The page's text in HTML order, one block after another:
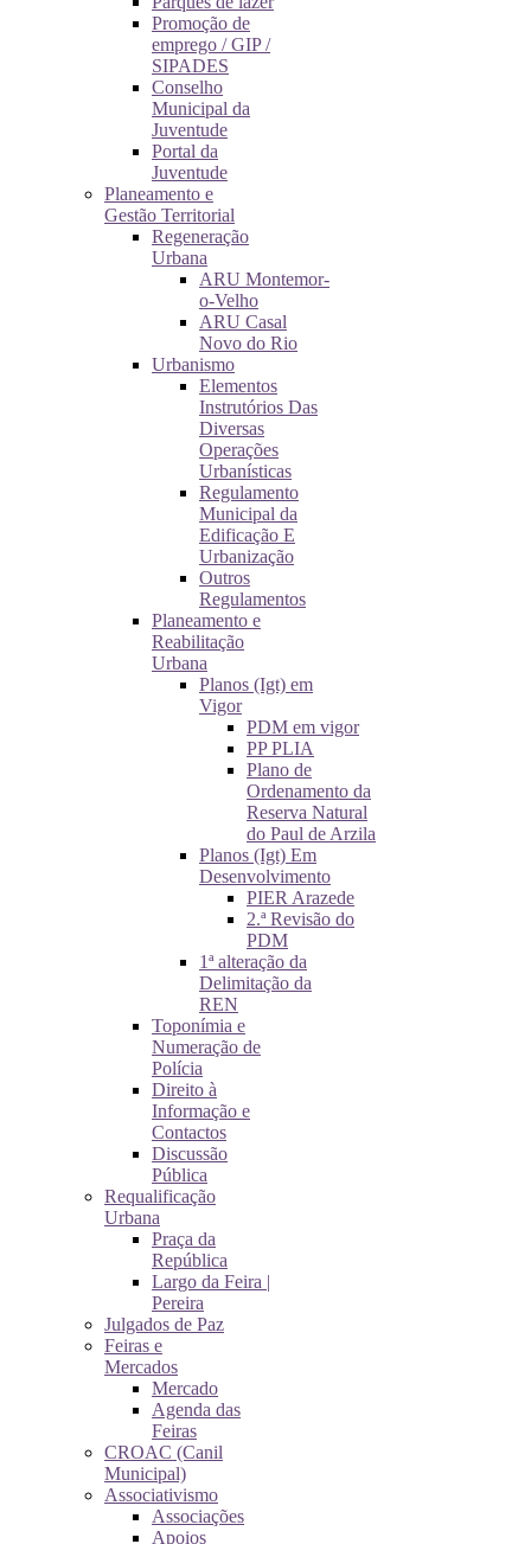
Promoção de
emprego / GIP /
SIPADES
Conselho
Municipal da
Juventude
Portal da
Juventude
Planeamento e
Gestão Territorial
Regeneração
Urbana
ARU Montemor-
o-Velho
ARU Casal
Novo do Rio
Urbanismo
Elementos
Instrutórios Das
Diversas
Operações
Urbanísticas
Regulamento
Municipal da
Edificação E
Urbanização
Outros
Regulamentos
Planeamento e
Reabilitação
Urbana
Planos (Igt) em
Vigor
PDM em vigor
PP PLIA
Plano de
Ordenamento da
Reserva Natural
do Paul de Arzila
Planos (Igt) Em
Desenvolvimento
PIER Arazede
2.ª Revisão do
PDM
1ª alteração da
Delimitação da
REN
Toponímia e
Numeração de
Polícia
Direito à
Informação e
Contactos
Discussão
Pública
Requalificação
Urbana
Praça da
República
Largo da Feira |
Pereira
Julgados de Paz
Feiras e
Mercados
Mercado
Agenda das
Feiras
CROAC (Canil
Municipal)
Associativismo
Associações
Apoios